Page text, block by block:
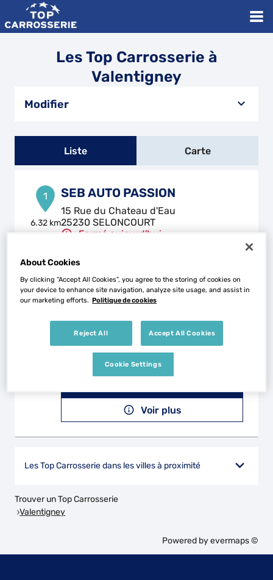
Les Top Carrosserie à
Valentigney
Modifier
Liste Carte
1
6.32 km
SEB AUTO PASSION
15 Rue du Chateau d'Eau
25230 SELONCOURT
Fermé aujourd'hui
Voir plus
SERVICES AUTOS 68
18 Rue de Belfort
68210 DANNEMARIE
Fermé actuellement
Voir plus
Les Top Carrosserie dans les villes à proximité
Trouver un Top Carrosserie
Valentigney
Powered byevermaps ©
About Cookies
By clicking “Accept All Cookies”, you agree to the storing of cookies on
your device to enhance site navigation, analyze site usage, and assist in
our marketing efforts. Politique de cookies
Reject All Accept All Cookies
Cookie Settings